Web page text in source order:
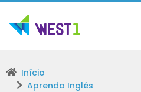
Início
Aprenda Inglês